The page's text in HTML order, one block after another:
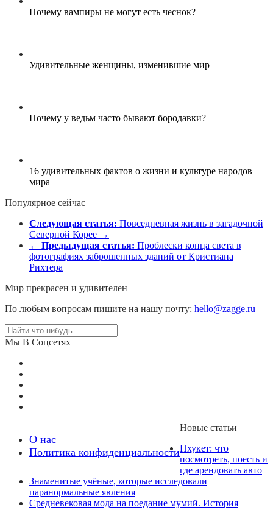
Почему вампиры не могут есть чеснок?
Удивительные женщины, изменившие мир
Почему у ведьм часто бывают бородавки?
16 удивительных фактов о жизни и культуре народов
мира
Популярное сейчас
Следующая статья: Повседневная жизнь в загадочной
Северной Корее →
← Предыдущая статья: Проблески конца света в
фотографиях заброшенных зданий от Кристиана
Рихтера
Мир прекрасен и удивителен
По любым вопросам пишите на нашу почту: hello@zagge.ru
Мы В Соцсетях
О нас
Политика конфиденциальности
Новые статьи
Пхукет: что
посмотреть, поесть и
где арендовать авто
Знаменитые учёные, которые исследовали
паранормальные явления
Средневековая мода на поедание мумий. История